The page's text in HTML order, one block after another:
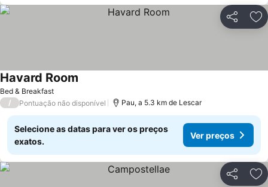
Partilhar
Bed & Breakfast
Havard Room
/ Pontuação não disponível Pau, a 5.3 km de Lescar
Selecione as datas para ver os preços
exatos.
Ver preços
Partilhar